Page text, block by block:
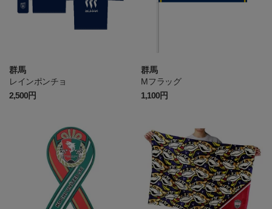
群馬
レインポンチョ
2,500円
群馬
Mフラッグ
1,100円